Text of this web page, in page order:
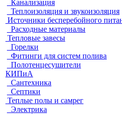
Канализация
Теплоизоляция и звукоизоляция
Источники бесперебойного
Расходные материалы
Тепловые завесы
Горелки
Фитинги для систем полива
Полотенцесушители
КИПиА
Сантехника
Септики
Теплые полы и самрег
Электрика